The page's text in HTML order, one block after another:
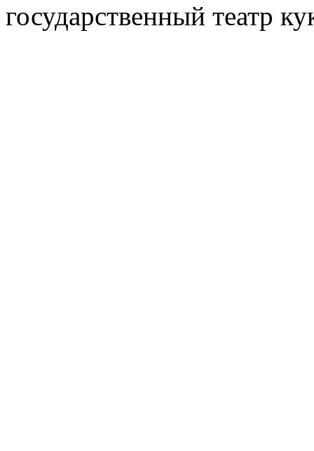
государственный театр